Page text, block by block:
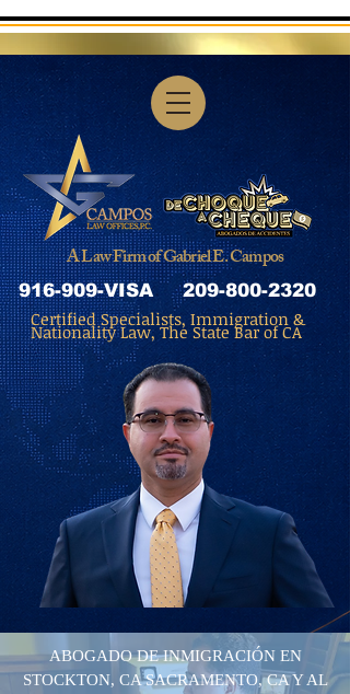
A Law Firm of Gabriel E. Campos
916-909-VISA 209-800-2320
Certified Specialists, Immigration &
Nationality Law, The State Bar of CA
ABOGADO DE INMIGRACIÓN EN
STOCKTON, CA SACRAMENTO, CA Y AL